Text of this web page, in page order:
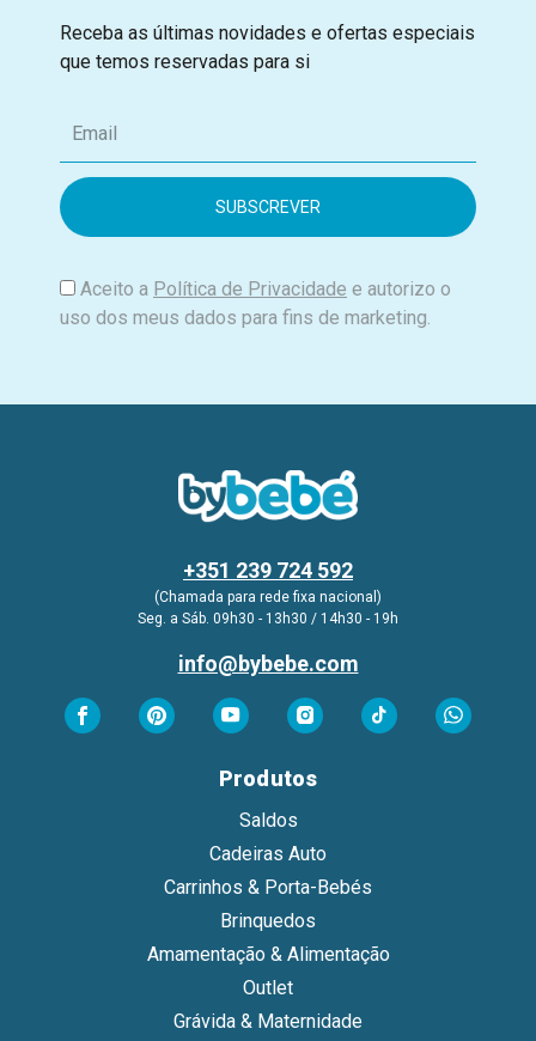
Receba as últimas novidades e ofertas especiais
que temos reservadas para si
m
i
Aceito a Política de Privacidade e autorizo o
uso dos meus dados para fins de marketing.
+351 239 724 592
(Chamada para rede fixa nacional)
Seg. a Sáb. 09h30 - 13h30 / 14h30 - 19h
info@bybebe.com
Produtos
Saldos
Cadeiras Auto
Carrinhos & Porta-Bebés
Brinquedos
Amamentação & Alimentação
Outlet
Grávida & Maternidade